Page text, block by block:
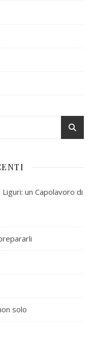
un Capolavoro di
solo